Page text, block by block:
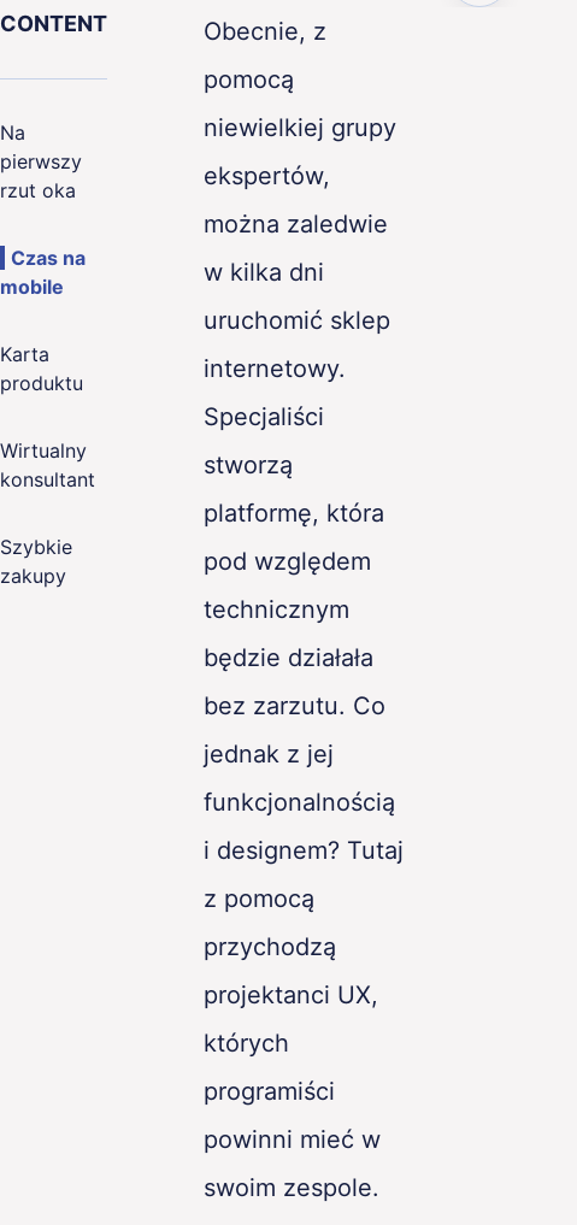
Quality
CONTENT
Na
pierwszy
rzut oka
Czas na
mobile
Karta
produktu
Wirtualny
konsultant
Szybkie
zakupy
Obecnie, z
pomocą
niewielkiej grupy
ekspertów,
można zaledwie
w kilka dni
uruchomić sklep
internetowy.
Specjaliści
stworzą
platformę, która
pod względem
technicznym
będzie działała
bez zarzutu. Co
jednak z jej
funkcjonalnością
i designem? Tutaj
z pomocą
przychodzą
projektanci UX,
których
programiści
powinni mieć w
swoim zespole.